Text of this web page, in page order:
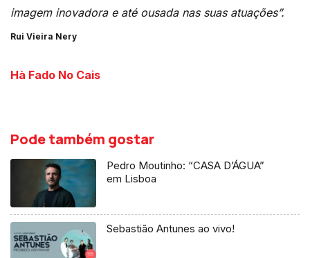
imagem inovadora e até ousada nas suas atuações”.
Rui Vieira Nery
Hà Fado No Cais
Pode também gostar
Pedro Moutinho: “CASA D’ÁGUA”
em Lisboa
Sebastião Antunes ao vivo!